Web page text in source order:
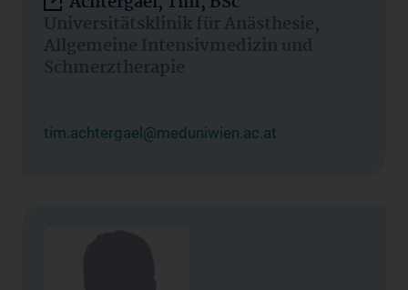
Universitätsklinik für Anästhesie,
Allgemeine Intensivmedizin und
Schmerztherapie
tim.achtergael@meduniwien.ac.at